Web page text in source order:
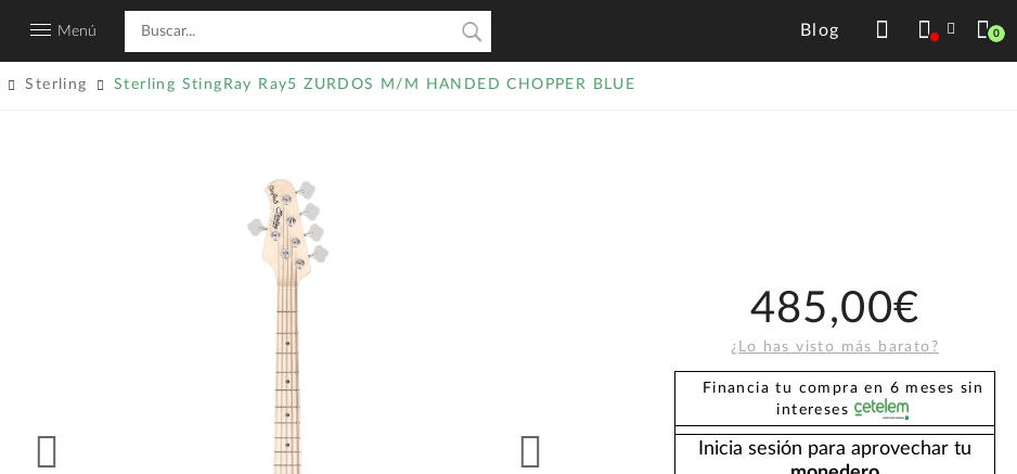
Menú Blog 0
Sterling Sterling StingRay Ray5 ZURDOS M/M HANDED CHOPPER BLUE
485,00€
¿Lo has visto más barato?
Financia tu compra en 6 meses sin
intereses
Inicia sesión para aprovechar tu